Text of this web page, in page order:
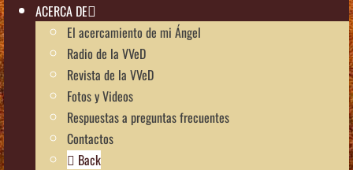
ACERCA DE
El acercamiento de mi Ángel
Radio de la VVeD
Revista de la VVeD
Fotos y Videos
Respuestas a preguntas frecuentes
Contactos
Back